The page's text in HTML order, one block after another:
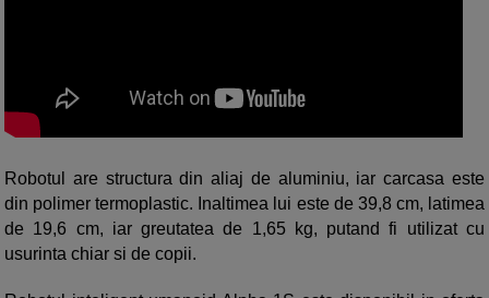
Robotul are structura din aliaj de aluminiu, iar carcasa este
din polimer termoplastic. Inaltimea lui este de 39,8 cm, latimea
de 19,6 cm, iar greutatea de 1,65 kg, putand fi utilizat cu
usurinta chiar si de copii.